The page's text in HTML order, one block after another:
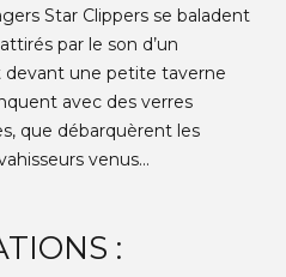
Star Clippers se baladent
par le son d’un
devant une petite taverne
avec des verres
que débarquèrent les
venus...
: